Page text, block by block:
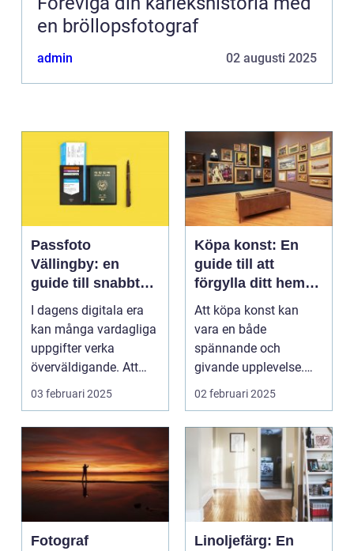
en bröllopsfotograf
admin 02 augusti 2025
Passfoto
Vällingby: en
guide till snabbt
och smidigt foto
I dagens digitala era
kan många vardagliga
uppgifter verka
överväldigande. Att
ordna...
03 februari 2025
Köpa konst: En
guide till att
förgylla ditt hem
med unik skönhet
Att köpa konst kan
vara en både
spännande och
givande upplevelse.
Det handlar inte b...
02 februari 2025
Fotograf
Linoljefärg: En